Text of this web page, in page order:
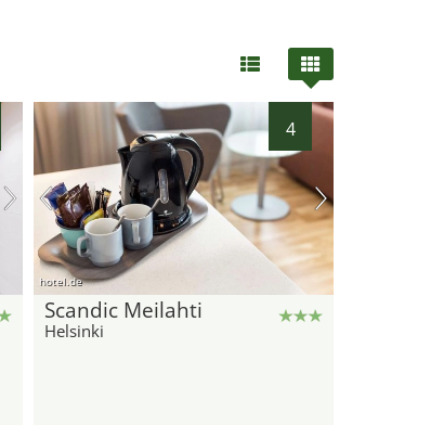
4
hotel.de
Scandic Meilahti
Helsinki